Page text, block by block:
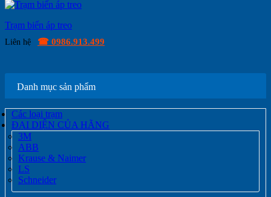
Trạm biến áp treo
Liên hệ ☎ 0986.913.499
Danh mục sản phẩm
Các loại trạm
ĐẠI DIỆN CỦA HÃNG
3M
ABB
Krause & Naimer
LS
Schneider